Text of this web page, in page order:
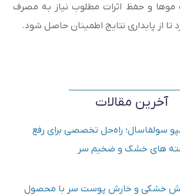
موها و حفظ اثرات مطلوب نیاز به مصرف
تا از پایداری نتایج اطمینان حاصل شود.
آخرین مقالات
سولفاسال؛ راه‌حل تخصصی برای رفع
های خشک و ضخیم سر
خشکی و خارش پوست سر با محصول